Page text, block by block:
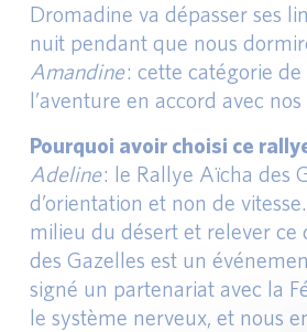
Dromadine va dépasser ses
nuit pendant que nous
Amandine: cette catégorie de
l’aventure en accord avec
Pourquoi avoir choisi ce
Adeline: le Rallye Aïcha des
d’orientation et non de
milieu du désert et relever ce
des Gazelles est un
signé un partenariat avec la
le système nerveux, et nous